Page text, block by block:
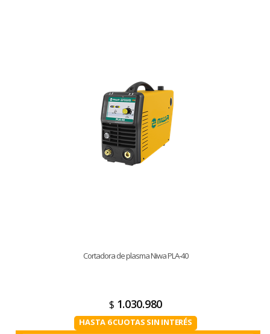
Cortadora de plasma Niwa PLA-40
$ 1.030.980
HASTA 6 CUOTAS SIN INTERÉS